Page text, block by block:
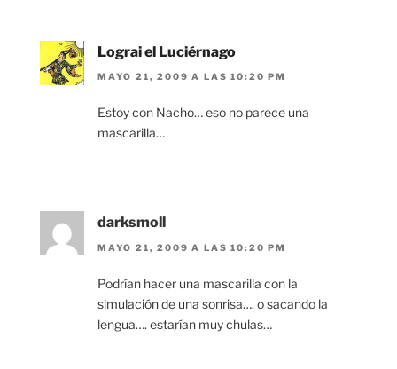
Lograi el Luciérnago
MAYO 21, 2009 A LAS 10:20 PM
Estoy con Nacho… eso no parece una
mascarilla…
darksmoll
MAYO 21, 2009 A LAS 10:20 PM
Podrían hacer una mascarilla con la
simulación de una sonrisa…. o sacando la
lengua…. estarían muy chulas…